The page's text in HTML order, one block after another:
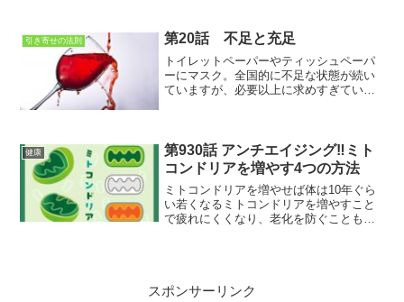
引き寄せの法則 第20話 不足と充足
トイレットペーパーやティッシュペーパ
ーにマスク。全国的に不足な状態が続い
ていますが、必要以上に求めすぎていま
健康
第930話 アンチエイジング‼ミト
コンドリアを増やす4つの方法
ミトコンドリアを増やせば体は10年ぐら
い若くなるミトコンドリアを増やすこと
で疲れにくくなり、老化を防ぐことも出
スポンサーリンク